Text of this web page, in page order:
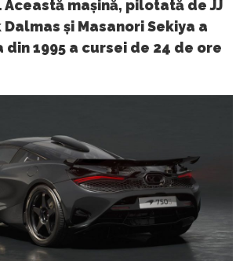
Această mașină, pilotată de JJ
Dalmas și Masanori Sekiya a
1995 a cursei de 24 de ore